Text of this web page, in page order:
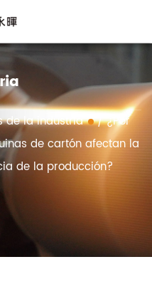
de la industria /¿Por
de cartón afectan la
de la producción?